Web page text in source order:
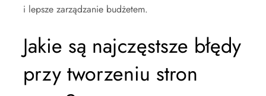
i lepsze zarządzanie budżetem.
Jakie są najczęstsze błędy
przy tworzeniu stron